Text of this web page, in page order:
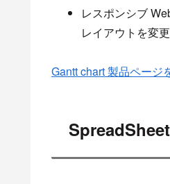
レスポンシブ
レイアウトを変更
Gantt chart 製品ページ
SpreadSheet